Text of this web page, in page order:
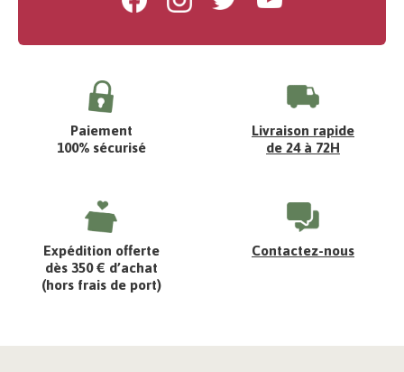
Paiement
100% sécurisé
Livraison rapide
de 24 à 72H
Expédition offerte
dès 350 € d’achat
(hors frais de port)
Contactez-nous